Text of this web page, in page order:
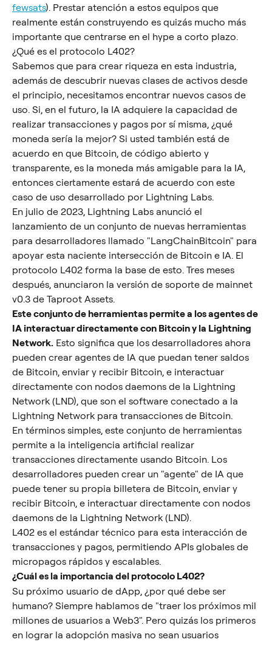
fewsats). Prestar atención a estos equipos que
realmente están construyendo es quizás mucho más
importante que centrarse en el hype a corto plazo.
¿Qué es el protocolo L402?
Sabemos que para crear riqueza en esta industria,
además de descubrir nuevas clases de activos desde
el principio, necesitamos encontrar nuevos casos de
uso. Si, en el futuro, la IA adquiere la capacidad de
realizar transacciones y pagos por sí misma, ¿qué
moneda sería la mejor? Si usted también está de
acuerdo en que Bitcoin, de código abierto y
transparente, es la moneda más amigable para la IA,
entonces ciertamente estará de acuerdo con este
caso de uso desarrollado por Lightning Labs.
En julio de 2023, Lightning Labs anunció el
lanzamiento de un conjunto de nuevas herramientas
para desarrolladores llamado "LangChainBitcoin" para
apoyar esta naciente intersección de Bitcoin e IA. El
protocolo L402 forma la base de esto. Tres meses
después, anunciaron la versión de soporte de mainnet
v0.3 de Taproot Assets.
Este conjunto de herramientas permite a los agentes de
IA interactuar directamente con Bitcoin y la Lightning
Network. Esto significa que los desarrolladores ahora
pueden crear agentes de IA que puedan tener saldos
de Bitcoin, enviar y recibir Bitcoin, e interactuar
directamente con nodos daemons de la Lightning
Network (LND), que son el software conectado a la
Lightning Network para transacciones de Bitcoin.
En términos simples, este conjunto de herramientas
permite a la inteligencia artificial realizar
transacciones directamente usando Bitcoin. Los
desarrolladores pueden crear un "agente" de IA que
puede tener su propia billetera de Bitcoin, enviar y
recibir Bitcoin, e interactuar directamente con nodos
daemons de la Lightning Network (LND).
L402 es el estándar técnico para esta interacción de
transacciones y pagos, permitiendo APIs globales de
micropagos rápidos y escalables.
¿Cuál es la importancia del protocolo L402?
Su próximo usuario de dApp, ¿por qué debe ser
humano? Siempre hablamos de "traer los próximos mil
millones de usuarios a Web3". Pero quizás los primeros
en lograr la adopción masiva no sean usuarios